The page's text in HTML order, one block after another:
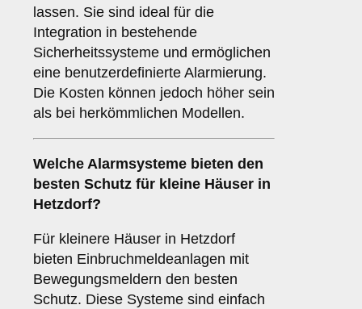
lassen. Sie sind ideal für die
Integration in bestehende
Sicherheitssysteme und ermöglichen
eine benutzerdefinierte Alarmierung.
Die Kosten können jedoch höher sein
als bei herkömmlichen Modellen.
Welche Alarmsysteme bieten den
besten Schutz für kleine Häuser in
Hetzdorf?
Für kleinere Häuser in Hetzdorf
bieten Einbruchmeldeanlagen mit
Bewegungsmeldern den besten
Schutz. Diese Systeme sind einfach